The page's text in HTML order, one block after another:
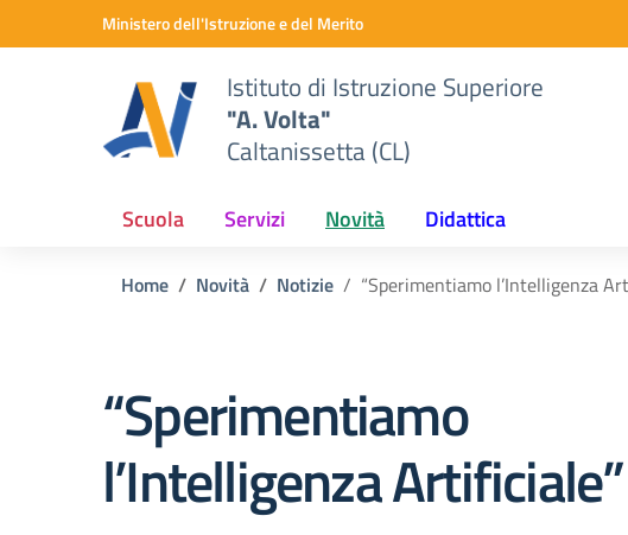
Vai ai contenuti
Vai al menu di navigazioneMinistero dell'Istruzione e del Merito
Istituto di Istruzione Superiore
"A. Volta"
Caltanissetta (CL)
Scuola Servizi Novità Didattica
Home Novità Notizie “Sperimentiamo l’Intelligenza
“Sperimentiamo
l’Intelligenza Artificiale”